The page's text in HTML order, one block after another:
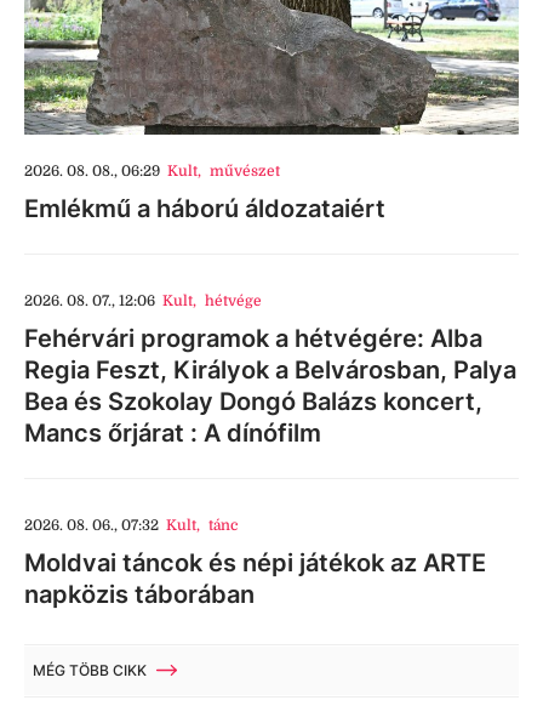
2026. 08. 08., 06:29 Kult, művészet
Emlékmű a háború áldozataiért
2026. 08. 07., 12:06 Kult, hétvége
Fehérvári programok a hétvégére: Alba
Regia Feszt, Királyok a Belvárosban, Palya
Bea és Szokolay Dongó Balázs koncert,
Mancs őrjárat : A dínófilm
2026. 08. 06., 07:32 Kult, tánc
Moldvai táncok és népi játékok az ARTE
napközis táborában
MÉG TÖBB CIKK